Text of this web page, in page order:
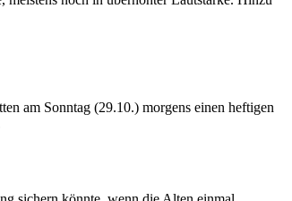
am Sonntag (29.10.) morgens einen heftigen